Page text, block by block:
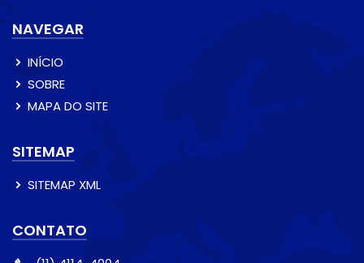
NAVEGAR
INÍCIO
SOBRE
MAPA DO SITE
SITEMAP
SITEMAP XML
CONTATO